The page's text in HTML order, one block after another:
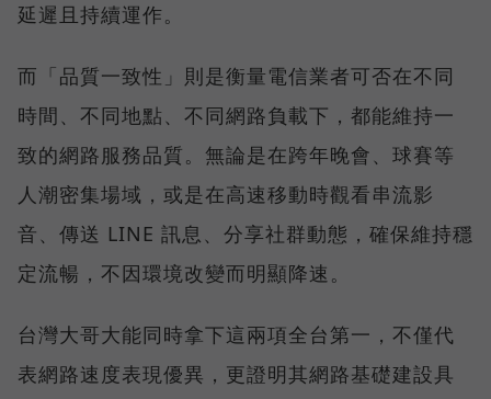
延遲且持續運作。
而「品質一致性」則是衡量電信業者可否在不同
時間、不同地點、不同網路負載下，都能維持一
致的網路服務品質。無論是在跨年晚會、球賽等
人潮密集場域，或是在高速移動時觀看串流影
音、傳送 LINE 訊息、分享社群動態，確保維持穩
定流暢，不因環境改變而明顯降速。
台灣大哥大能同時拿下這兩項全台第一，不僅代
表網路速度表現優異，更證明其網路基礎建設具